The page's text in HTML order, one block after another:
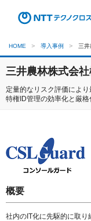
HOME 導入事例 三
三井農林株式会
定量的なリスク評価によ
特権ID管理の効率化と厳
概要
社内のIT化に先駆的に取